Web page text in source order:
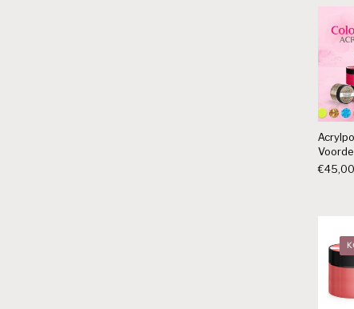
€45,00